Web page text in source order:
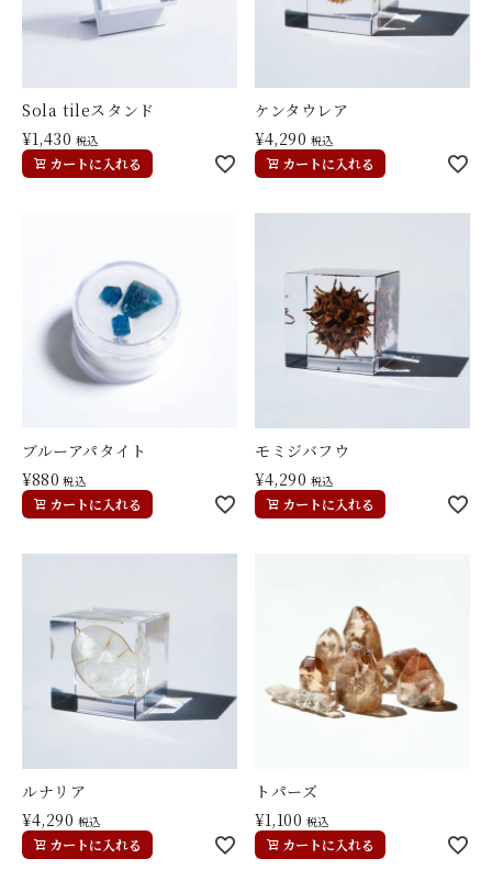
Sola tileスタンド
¥1,430 税込
カートに入れる
ケンタウレア
¥4,290 税込
カートに入れる
ブルーアパタイト
¥880 税込
カートに入れる
モミジバフウ
¥4,290 税込
カートに入れる
ルナリア
¥4,290 税込
カートに入れる
トパーズ
¥1,100 税込
カートに入れる